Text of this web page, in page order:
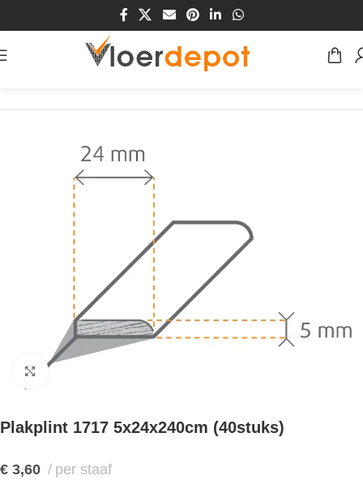
Klik om te vergroten
Plakplint 1717 5x24x240cm (40stuks)
€ 3,60 per staaf